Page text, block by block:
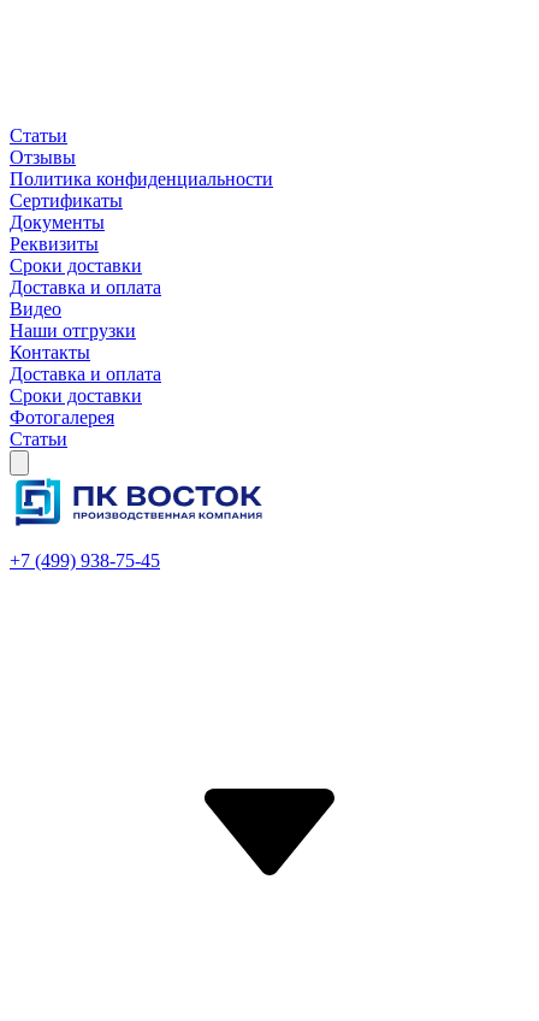
Статьи
Отзывы
Политика конфиденциальности
Сертификаты
Документы
Реквизиты
Сроки доставки
Доставка и оплата
Видео
Наши отгрузки
Контакты
Доставка и оплата
Сроки доставки
Фотогалерея
Статьи
+7 (499) 938-75-45